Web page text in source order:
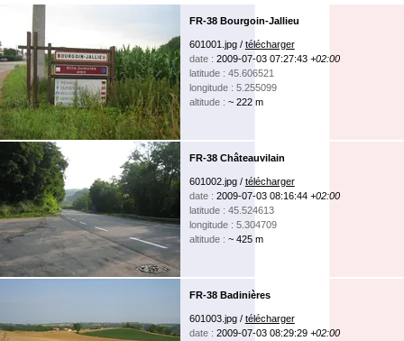
FR-38 Bourgoin-Jallieu
601001.jpg / télécharger
date : 2009-07-03 07:27:43 +02:00
latitude : 45.606521
longitude : 5.255099
altitude : ~ 222 m
FR-38 Châteauvilain
601002.jpg / télécharger
date : 2009-07-03 08:16:44 +02:00
latitude : 45.524613
longitude : 5.304709
altitude : ~ 425 m
FR-38 Badinières
601003.jpg / télécharger
date : 2009-07-03 08:29:29 +02:00